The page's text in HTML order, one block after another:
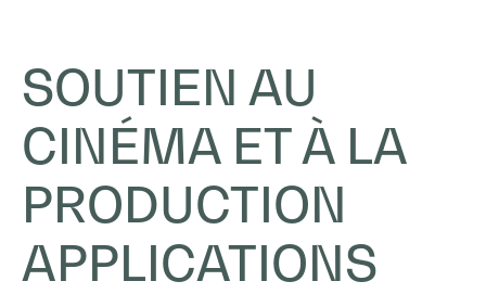
SOUTIEN AU
CINÉMA ET À LA
PRODUCTION
APPLICATIONS